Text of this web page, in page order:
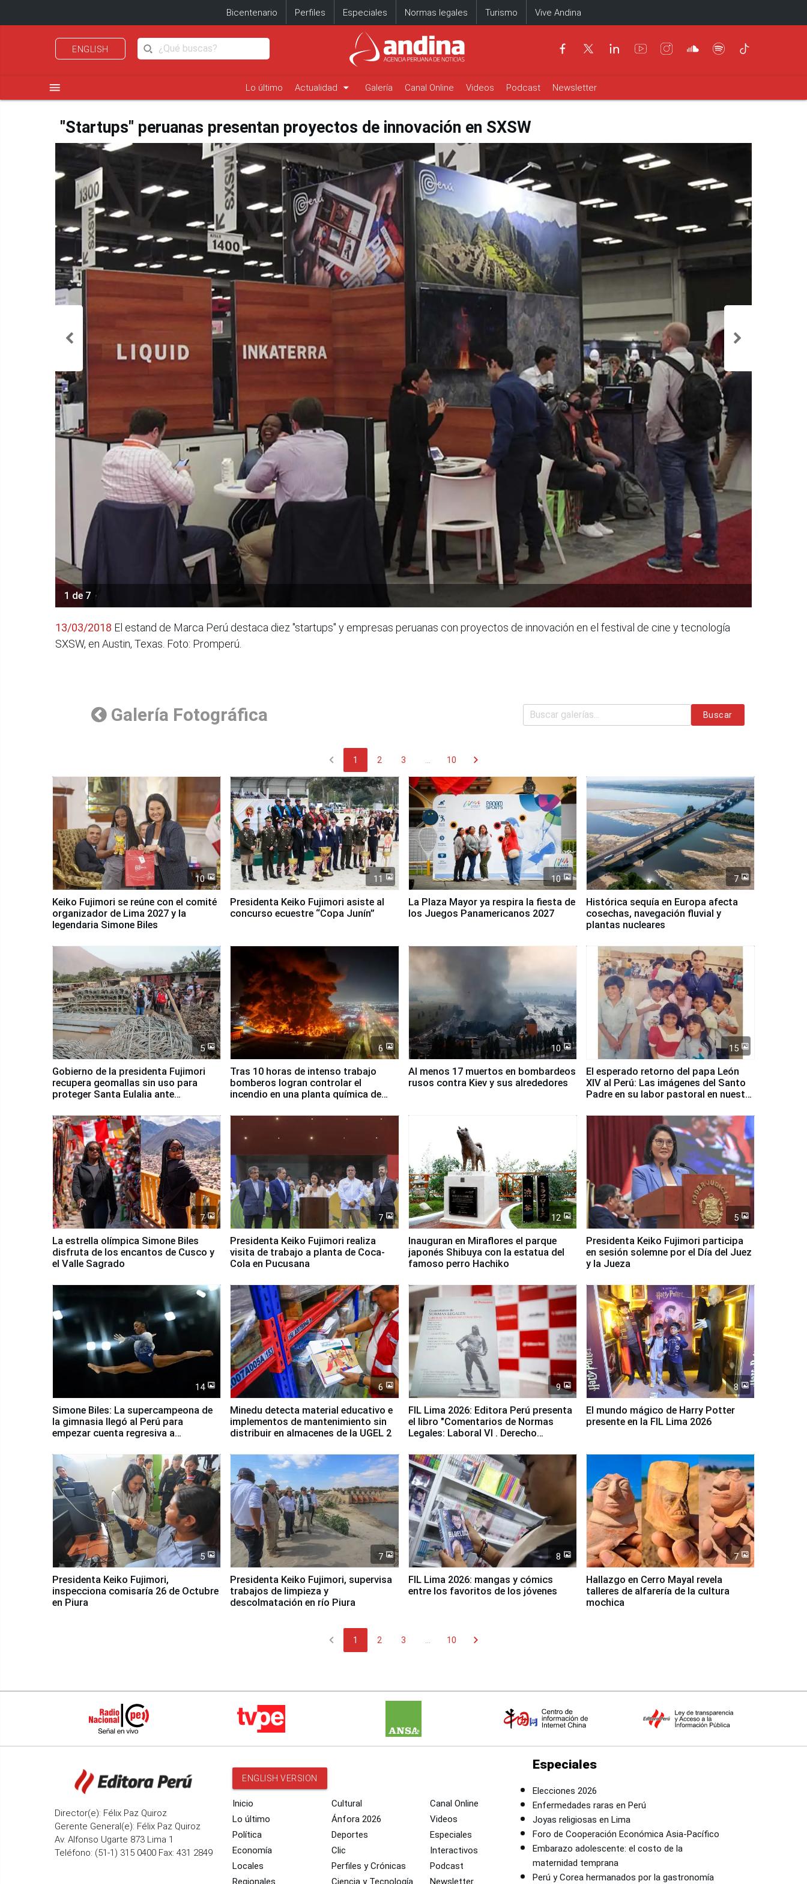
Bicentenario Perfiles Especiales Normas legales Turismo Vive Andina
ENGLISH
menu Lo último Actualidad arrow_drop_down Galería Canal Online Videos Podcast Newsletter
"Startups" peruanas presentan proyectos de innovación en SXSW
1 de 7
13/03/2018 El estand de Marca Perú destaca diez "startups" y empresas peruanas con proyectos de innovación en el festival de cine y tecnología
SXSW, en Austin, Texas. Foto: Promperú.
Galería Fotográfica Buscar
chevron_left 1 2 3 10 chevron_right
10
Keiko Fujimori se reúne con el comité
organizador de Lima 2027 y la
legendaria Simone Biles
11
Presidenta Keiko Fujimori asiste al
concurso ecuestre “Copa Junín”
10
La Plaza Mayor ya respira la fiesta de
los Juegos Panamericanos 2027
7
Histórica sequía en Europa afecta
cosechas, navegación fluvial y
plantas nucleares
5
Gobierno de la presidenta Fujimori
recupera geomallas sin uso para
proteger Santa Eulalia ante
6
Tras 10 horas de intenso trabajo
bomberos logran controlar el
incendio en una planta química de
10
Al menos 17 muertos en bombardeos
rusos contra Kiev y sus alrededores
15
El esperado retorno del papa León
XIV al Perú: Las imágenes del Santo
Padre en su labor pastoral en nuestro
7
La estrella olímpica Simone Biles
disfruta de los encantos de Cusco y
el Valle Sagrado
7
Presidenta Keiko Fujimori realiza
visita de trabajo a planta de Coca-
Cola en Pucusana
12
Inauguran en Miraflores el parque
japonés Shibuya con la estatua del
famoso perro Hachiko
5
Presidenta Keiko Fujimori participa
en sesión solemne por el Día del Juez
y la Jueza
14
Simone Biles: La supercampeona de
la gimnasia llegó al Perú para
empezar cuenta regresiva a
6
Minedu detecta material educativo e
implementos de mantenimiento sin
distribuir en almacenes de la UGEL 2
9
FIL Lima 2026: Editora Perú presenta
el libro "Comentarios de Normas
Legales: Laboral Vl . Derecho
8
El mundo mágico de Harry Potter
presente en la FIL Lima 2026
5
Presidenta Keiko Fujimori,
inspecciona comisaría 26 de Octubre
en Piura
7
Presidenta Keiko Fujimori, supervisa
trabajos de limpieza y
descolmatación en río Piura
8
FIL Lima 2026: mangas y cómics
entre los favoritos de los jóvenes
7
Hallazgo en Cerro Mayal revela
talleres de alfarería de la cultura
mochica
chevron_left 1 2 3 10 chevron_right
Director(e): Félix Paz Quiroz
Gerente General(e): Félix Paz Quiroz
Av. Alfonso Ugarte 873 Lima 1
Teléfono: (51-1) 315 0400 Fax: 431 2849
ENGLISH VERSION
Inicio
Lo último
Política
Economía
Locales
Regionales
Cultural
Ánfora 2026
Deportes
Clic
Perfiles y Crónicas
Ciencia y Tecnología
Canal Online
Videos
Especiales
Interactivos
Podcast
Newsletter
Especiales
Elecciones 2026
Enfermedades raras en Perú
Joyas religiosas en Lima
Foro de Cooperación Económica Asia-Pacífico
Embarazo adolescente: el costo de la
maternidad temprana
Perú y Corea hermanados por la gastronomía